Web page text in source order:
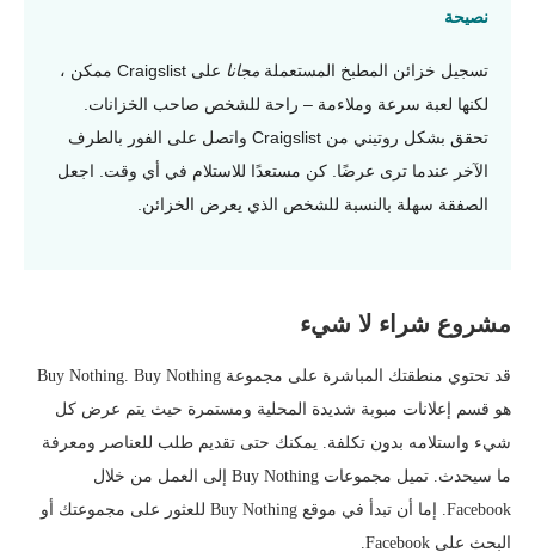
نصيحة
تسجيل خزائن المطبخ المستعملةمجانا
على Craigslist ممكن ،
لكنها لعبة سرعة وملاءمة – راحة للشخص صاحب الخزانات.
تحقق بشكل روتيني من Craigslist واتصل على الفور بالطرف
الآخر عندما ترى عرضًا. كن مستعدًا للاستلام في أي وقت. اجعل
الصفقة سهلة بالنسبة للشخص الذي يعرض الخزائن.
مشروع شراء لا شيء
قد تحتوي منطقتك المباشرة على مجموعة Buy Nothing. Buy Nothing
هو قسم إعلانات مبوبة شديدة المحلية ومستمرة حيث يتم عرض كل
شيء واستلامه بدون تكلفة. يمكنك حتى تقديم طلب للعناصر ومعرفة
ما سيحدث. تميل مجموعات Buy Nothing إلى العمل من خلال
Facebook. إما أن تبدأ في موقع Buy Nothing للعثور على مجموعتك أو
البحث على Facebook.